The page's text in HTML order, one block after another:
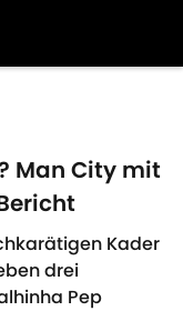
Man City mit
Kader
drei
Pep